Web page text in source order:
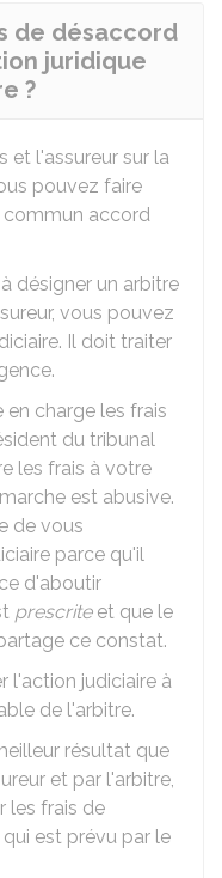
de désaccord
juridique
?
et l'assureur sur la
pouvez faire
commun accord
désigner un arbitre
vous pouvez
Il doit traiter
en charge les frais
du tribunal
les frais à votre
est abusive.
de vous
parce qu'il
d'aboutir
prescriteet que le
ce constat.
l'action judiciaire à
de l'arbitre.
résultat que
et par l'arbitre,
les frais de
est prévu par le